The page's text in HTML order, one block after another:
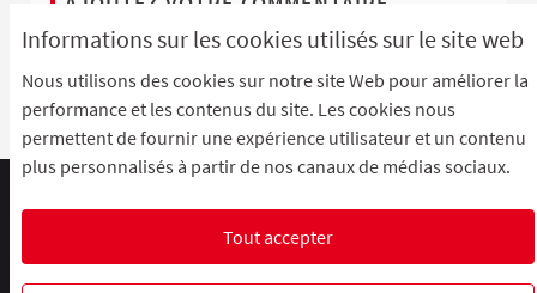
Informations sur les cookies utilisés sur le site web
Nous utilisons des cookies sur notre site Web pour améliorer la
performance et les contenus du site. Les cookies nous
permettent de fournir une expérience utilisateur et un contenu
plus personnalisés à partir de nos canaux de médias sociaux.
Tout accepter
Pour ajouter votre commentaireidentifiez-vous avec
votre compteoucréez un compte.
Charte d'utilisation
Contacts
Paramètres des cookies